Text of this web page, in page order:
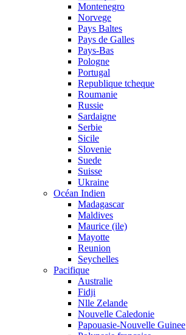
Montenegro
Norvege
Pays Baltes
Pays de Galles
Pays-Bas
Pologne
Portugal
Republique tcheque
Roumanie
Russie
Sardaigne
Serbie
Sicile
Slovenie
Suede
Suisse
Ukraine
Océan Indien
Madagascar
Maldives
Maurice (ile)
Mayotte
Reunion
Seychelles
Pacifique
Australie
Fidji
Nlle Zelande
Nouvelle Caledonie
Papouasie-Nouvelle Guinee